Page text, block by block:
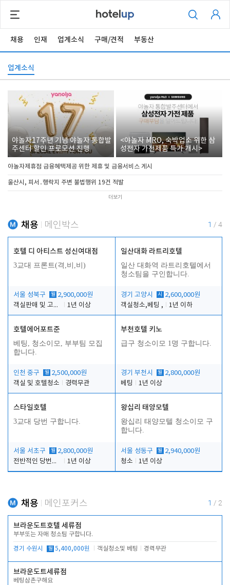
채용 인재 업계소식 구매/견적 부동산
업계소식
야놀자17주년 기념 야놀자 통합발
주센터 할인 프로모션 진행
<야놀자 MRO, 숙박업소 위한 삼
성전자 가전제품 특가 개시>
야놀자제휴점 금융혜택제공 위한 제휴 및 금융서비스 게시
울산시, 피서․행락지 주변 불법행위 19건 적발
더보기
채용 메인박스 1 / 4
호텔 디 아티스트 성신여대점
3교대 프론트(격,비,비)
서울 성북구 월 2,900,000원
객실판매 및 고객응대
1년 이상
일산대화 라트리호텔
일산 대화역 라트리호텔에서
청소팀을 구인합니다.
경기 고양시 시
2,600,000원
객실청소,베팅 ,
1년 이하
호텔에어포트준
베팅, 청소이모, 부부팀 모집
합니다.
인천 중구 월 2,500,000원
객실 및 호텔청소
경력무관
부천호텔 키노
급구 청소이모 1명 구합니다.
경기 부천시 월 2,800,000원
베팅
1년 이상
스타일호텔
3교대 당번 구합니다.
서울 서초구 월 2,800,000원
전반적인 당번업무
1년 이상
왕십리 태양모텔
왕십리 태양모텔 청소이모 구
합니다.
서울 성동구 월 2,940,000원
청소
1년 이상
채용 메인포커스 1 / 2
브라운도트호텔 세류점
부부또는 자매 청소팀 구합니다.
경기 수원시 월 5,400,000원 객실청소및 베팅 경력무관
브라운도트세류점
베팅삼촌구해요